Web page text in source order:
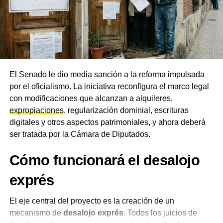
El escándalo patrimonial que
originó la crisis
La crisis política en torno a Adorni tiene como origen su
declaración jurada patrimonial. El 10 de junio, el jefe de
Gabinete reconoció en una entrevista televisiva que él y
su esposa mantuvieron durante años ahorros no
declarados por alrededor de medio millón de dólares. El
funcionario atribuyó esos fondos al trabajo en el sector
privado y a ganancias obtenidas con inversiones en
negro, como la mayoría de los argentinos», afirmó. La
declaración contradijo directamente lo que él mismo
había sostenido ante el Congreso el 29 de abril, cuando
todos sus bienes y que nunca existió ocultación alguna.
El Senado le dio media sanción a la reforma impulsada
por el oficialismo. La iniciativa reconfigura el marco legal
con modificaciones que alcanzan a alquileres,
expropiaciones, regularización dominial, escrituras
digitales y otros aspectos patrimoniales, y ahora deberá
ser tratada por la Cámara de Diputados.
Cómo funcionará el desalojo
exprés
El eje central del proyecto es la creación de un
mecanismo de desalojo exprés. Todos los juicios de